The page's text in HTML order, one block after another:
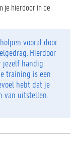
je hierdoor in de
vooral door
Hierdoor
jezelf handig
training is een
hebt dat je
van uitstellen.